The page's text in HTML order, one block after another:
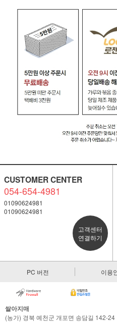
CUSTOMER CENTER
054-654-4981
01090624981
01090624981
고객센터
연결하기
PC 버전 이용
쌀아지매
(농가) 경북 예천군 개포면 송담길 142-24